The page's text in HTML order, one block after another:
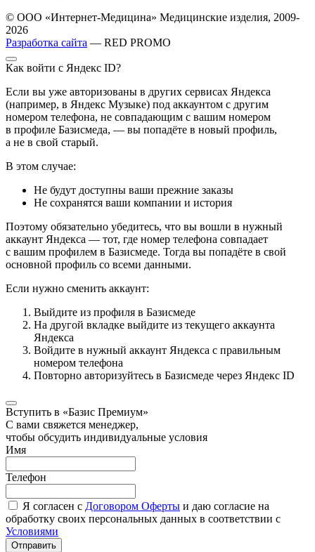
© ООО «Интернет-Медицина» Медицинские изделия, 2009-
2026
Разработка сайта — RED PROMO
Как войти с Яндекс ID?
Если вы уже авторизованы в других сервисах Яндекса
(например, в Яндекс Музыке) под аккаунтом с другим
номером телефона, не совпадающим с вашим номером
в профиле Базисмеда, — вы попадёте в новый профиль,
а не в свой старый.
В этом случае:
Не будут доступны ваши прежние заказы
Не сохранятся ваши компании и история
Поэтому обязательно убедитесь, что вы вошли в нужный
аккаунт Яндекса — тот, где номер телефона совпадает
с вашим профилем в Базисмеде. Тогда вы попадёте в свой
основной профиль со всеми данными.
Если нужно сменить аккаунт:
Выйдите из профиля в Базисмеде
На другой вкладке выйдите из текущего аккаунта
Яндекса
Войдите в нужный аккаунт Яндекса с правильным
номером телефона
Повторно авторизуйтесь в Базисмеде через Яндекс ID
Вступить в «Базис Премиум»
С вами свяжется менеджер,
чтобы обсудить индивидуальные условия
Имя
Телефон
Я согласен с Договором Оферты и даю согласие на
обработку своих персональных данных в соответствии с
Условиями
Отправить